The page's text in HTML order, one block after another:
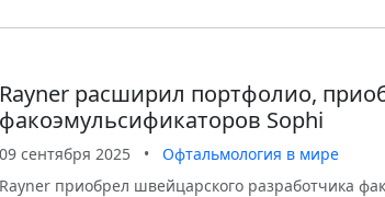
Rayner расширил портфолио,
факоэмульсификаторов Sophi
09 сентября 2025 •
Офтальмология в мире
Rayner приобрел швейцарского разработчика